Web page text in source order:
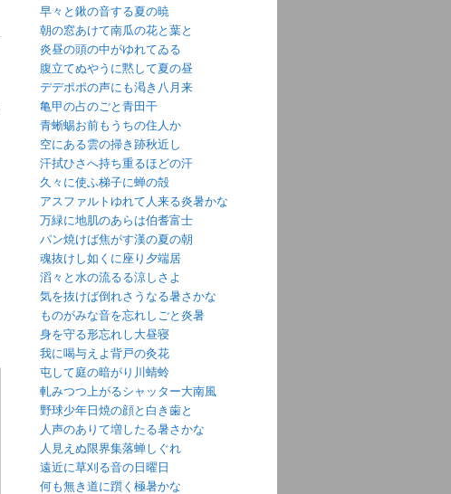
早々と鍬の音する夏の暁
朝の窓あけて南瓜の花と葉と
炎昼の頭の中がゆれてゐる
腹立てぬやうに黙して夏の昼
デデポポの声にも渇き八月来
亀甲の占のごと青田干
青蜥蜴お前もうちの住人か
空にある雲の掃き跡秋近し
汗拭ひさへ持ち重るほどの汗
久々に使ふ梯子に蝉の殻
アスファルトゆれて人来る炎暑かな
万緑に地肌のあらは伯耆富士
パン焼けば焦がす漢の夏の朝
魂抜けし如くに座り夕端居
滔々と水の流るる涼しさよ
気を抜けば倒れさうなる暑さかな
ものがみな音を忘れしごと炎暑
身を守る形忘れし大昼寝
我に喝与えよ背戸の灸花
屯して庭の暗がり川蜻蛉
軋みつつ上がるシャッター大南風
野球少年日焼の顔と白き歯と
人声のありて増したる暑さかな
人見えぬ限界集落蝉しぐれ
遠近に草刈る音の日曜日
何も無き道に躓く極暑かな